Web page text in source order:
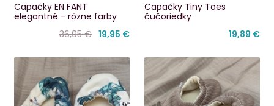
Capačky EN FANT
elegantné - rôzne farby
36,95 € 19,95 €
Capačky Tiny Toes
čučoriedky
19,89 €